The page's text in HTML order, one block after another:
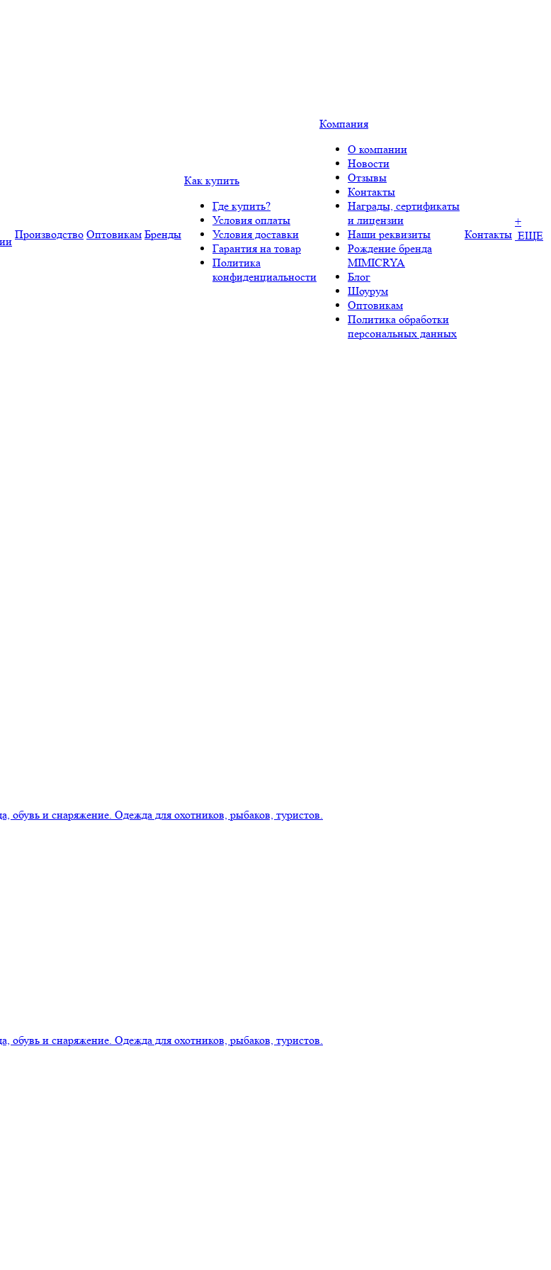
Производство Оптовикам Бренды
Как купить
Где купить?
Условия оплаты
Условия доставки
Гарантия на товар
Политика
конфиденциальности
Компания
О компании
Новости
Отзывы
Контакты
Награды, сертификаты
и лицензии
Наши реквизиты
Рождение бренда
MIMICRYA
Блог
Шоурум
Оптовикам
Политика обработки
персональных данных
Контакты
+
ЕЩЕ